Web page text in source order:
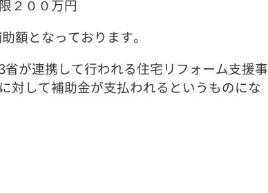
２００万円
額となっております。
が連携して行われる住宅リフォーム支援事
対して補助金が支払われるというものにな